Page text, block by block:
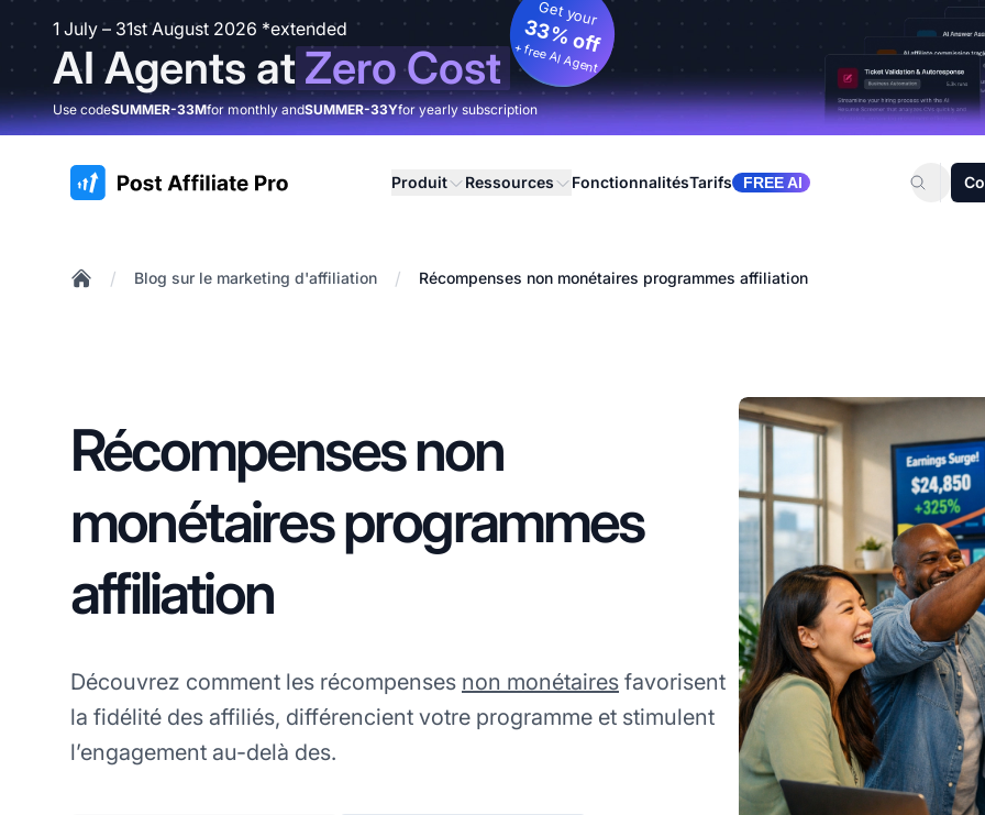
1 July – 31st August 2026 *extended
AI Agents atZero Cost
Get your
33% off
+ free AI Agent
Use codeSUMMER-33Mfor monthly andSUMMER-33Yfor yearly subscription
:site.title Produit Ressources FonctionnalitésTarifs FREE AI
/ Blog sur le marketing d'affiliation / Récompenses non monétaires programmes affiliation
Récompenses non
monétaires programmes
affiliation
Découvrez comment les récompenses non monétaires favorisent
la fidélité des affiliés, différencient votre programme et stimulent
l’engagement au-delà des.